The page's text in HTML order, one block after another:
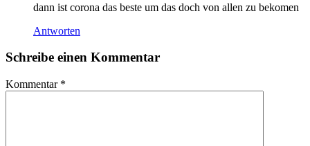
dann ist corona das beste um das doch von allen zu bekomen
Antworten
Schreibe einen Kommentar
Kommentar *